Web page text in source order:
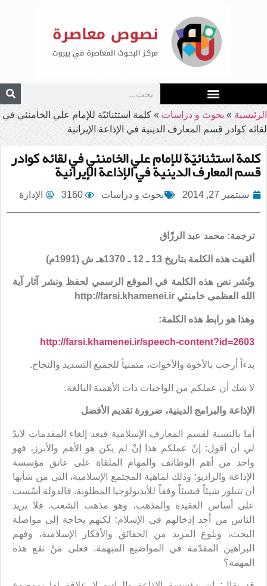
الرئيسية » بحوث و دراسات » كلمة استثنائيّة للإمام علي الخامنئي في
لقائه كوادر قسم المعارف الدينية في الإذاعة الإيرانية
كلمة استثنائيّة للإمام علي الخامنئي في لقائه كوادر
قسم المعارف الدينية في الإذاعة الإيرانية
سبتمبر 27, 2014 بحوث و دراسات 3160 الإدارة
ترجمة: محمد عبد الرزّاق
ألقيت هذه الكلمة بتاريخ 13 ـ 12 ـ 1370هـ ش (1991م)
ونُشر نص هذه الكلمة في الموقع الرسمي لحفظ ونشر آثار آية
الله العظمى خامنئي http://farsi.khamenei.ir
وهذا هو رابط هذه الكلمة:
http://farsi.khamenei.ir/speech-content?id=2603
بدءاً أرحب بالأخوة والأخوات، متمنياً للجميع التسديد والنجاح.
لا شك أن عملكم من الواجبات ذات الأهمية البالغة.
الإذاعة والبرامج الدينية، ضرورة تقديم الأفضل
أما بالنسبة لقسم المعارف الإسلامية فبعد إلغاء المقدمات لابدّ
لي أن أقول: إنّ عملكم هذا إنْ لم يكن هو الأهم والأبرز، فهو
واحد من أهم الوظائف والمهام الملقاة على عاتق مؤسسة
الإذاعة والراديو؛ وذلك لماهية المجتمع الإسلامية، التي من شأنها
أن تتبلور شيئاً فشيئاً وفقاً للأيديولوجيا المطلوبة. فالدولة أسّست
على أساس العقيدة والمذهب، وهو مذهب الشعب. فلا يريد
الناس من أحد إدخالهم في الإسلام؛ لكنهم بحاجة إلى مواصلة
البحث، وبلوغ المزيد من الحقائق والأفكار الإسلامية، وفهم
البراهين المقدّمة في المواضيع المبهمة. فعلى مَنْ تقع هذه
المهمة؟